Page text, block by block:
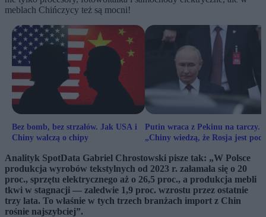
meblach Chińczycy też są mocni!
Bez bomb, bez strzałów. Jak USA i
Chiny walczą o chipy
Putin wraca z Pekinu na tarczy.
„Chiny wiedzą, że Rosja jest pod
Analityk SpotData Gabriel Chrostowski pisze tak: „W Polsce
produkcja wyrobów tekstylnych od 2023 r. załamała się o 20
proc., sprzętu elektrycznego aż o 26,5 proc., a produkcja mebli
tkwi w stagnacji — zaledwie 1,9 proc. wzrostu przez ostatnie
trzy lata. To właśnie w tych trzech branżach import z Chin
rośnie najszybciej”.